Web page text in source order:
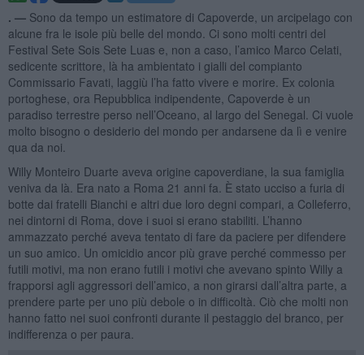
. — Sono da tempo un estimatore di Capoverde, un arcipelago con
alcune fra le isole più belle del mondo. Ci sono molti centri del
Festival Sete Sois Sete Luas e, non a caso, l’amico Marco Celati,
sedicente scrittore, là ha ambientato i gialli del compianto
Commissario Favati, laggiù l’ha fatto vivere e morire. Ex colonia
portoghese, ora Repubblica indipendente, Capoverde è un
paradiso terrestre perso nell’Oceano, al largo del Senegal. Ci vuole
molto bisogno o desiderio del mondo per andarsene da lì e venire
qua da noi.
Willy Monteiro Duarte aveva origine capoverdiane, la sua famiglia
veniva da là. Era nato a Roma 21 anni fa. È stato ucciso a furia di
botte dai fratelli Bianchi e altri due loro degni compari, a Colleferro,
nei dintorni di Roma, dove i suoi si erano stabiliti. L’hanno
ammazzato perché aveva tentato di fare da paciere per difendere
un suo amico. Un omicidio ancor più grave perché commesso per
futili motivi, ma non erano futili i motivi che avevano spinto Willy a
frapporsi agli aggressori dell’amico, a non girarsi dall’altra parte, a
prendere parte per uno più debole o in difficoltà. Ciò che molti non
hanno fatto nei suoi confronti durante il pestaggio del branco, per
indifferenza o per paura.